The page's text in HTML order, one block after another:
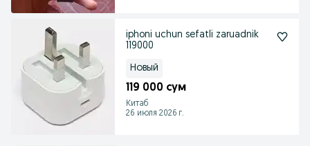
iphoni uchun sefatli zaruadnik
119000
Новый
119 000 сум
Китаб
26 июля 2026 г.